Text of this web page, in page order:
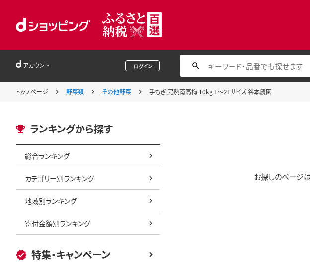
アカウント ログイン
トップページ 野菜類 その他野菜 手もぎ 完熟南高梅 10kg L～2Lサイズ 谷本農園
ランキングから探す
総合ランキング
カテゴリー別ランキング
地域別ランキング
寄付金額別ランキング
特集・キャンペーン
お探しのページ